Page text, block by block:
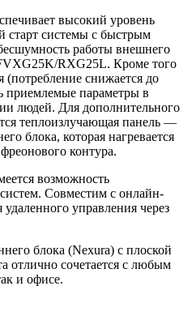
высокий уровень
старт системы с быстрым
работы внешнего
RXG25L. Кроме того
(потребление снижается до
приемлемые параметры в
людей. Для дополнительного
теплоизлучающая панель —
блока, которая нагревается
контура.
возможность
Совместим с онлайн-
управления через
блока (Nexura) с плоской
отлично сочетается с любым
и офисе.